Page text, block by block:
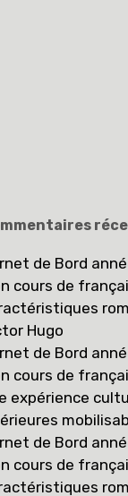
de Bord
cours de
Hugo
de Bord
cours de
expérience
de Bord
cours de